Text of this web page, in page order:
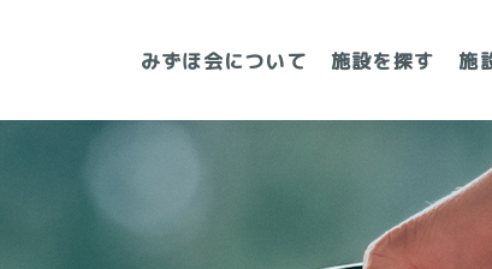
みずほ会について 施設を探す 施